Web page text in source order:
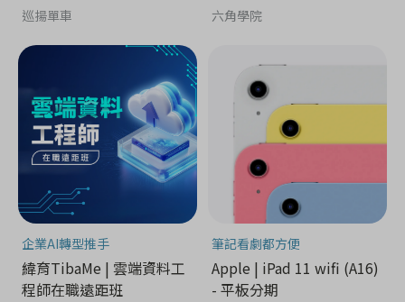
巡揚單車 六角學院
企業AI轉型推手
緯育TibaMe | 雲端資料工
程師在職遠距班
筆記看劇都方便
Apple | iPad 11 wifi (A16)
- 平板分期